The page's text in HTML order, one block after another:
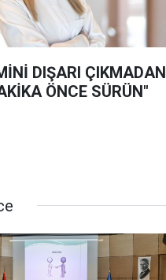
DIŞARI ÇIKMADAN
ÖNCE SÜRÜN"